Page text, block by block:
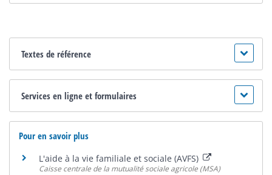
Textes de référence
Services en ligne et formulaires
Pour en savoir plus
L'aide à la vie familiale et sociale (AVFS)
Caisse centrale de la mutualité sociale agricole (MSA)